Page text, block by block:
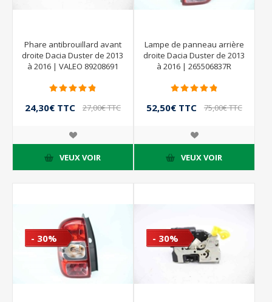
Phare antibrouillard avant
droite Dacia Duster de 2013
à 2016 | VALEO 89208691
24,30€ TTC 27,00€ TTC
VEUX VOIR
Lampe de panneau arrière
droite Dacia Duster de 2013
à 2016 | 265506837R
52,50€ TTC 75,00€ TTC
VEUX VOIR
- 30% - 30%